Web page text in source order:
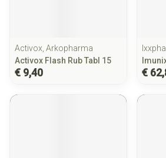
Activox, Arkopharma
Activox Flash Rub Tabl 15
€ 9,40 €